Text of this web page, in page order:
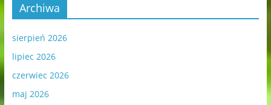
Archiwa
sierpień 2026
lipiec 2026
czerwiec 2026
maj 2026